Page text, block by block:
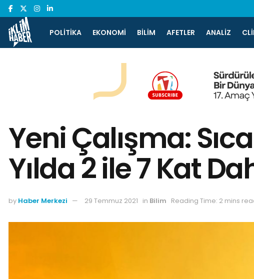
POLITIKA EKONOMI BILIM AFETLER ANALIZ
Yeni Çalışma:
Yılda 2 ile 7 Kat
by Haber Merkezi 29 Temmuz 2021 in Bilim Reading Time: 2 mins